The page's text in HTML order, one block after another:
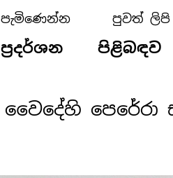
පැමිණෙන්න පුවත් ලිපි
ප්‍රදර්ශන පිළිබඳව
වෛදේහි පෙරේරා